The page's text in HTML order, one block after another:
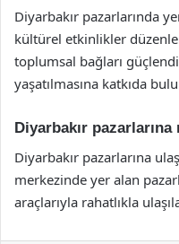
Diyarbakır pazarlarında
kültürel etkinlikler
toplumsal bağları
yaşatılmasına katkıda
Diyarbakır
Diyarbakır pazarlarına
merkezinde yer alan
araçlarıyla rahatlıkla